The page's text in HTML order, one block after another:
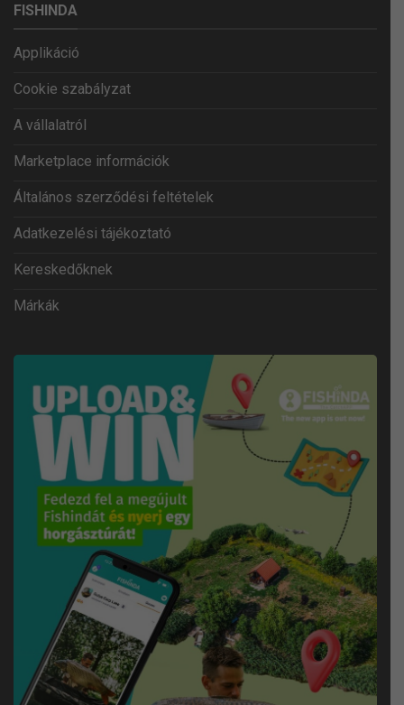
FISHINDA
Applikáció
Cookie szabályzat
A vállalatról
Marketplace információk
Általános szerződési feltételek
Adatkezelési tájékoztató
Kereskedőknek
Márkák